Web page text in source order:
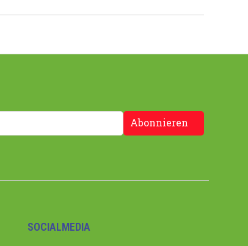
Abonnieren
SOCIALMEDIA